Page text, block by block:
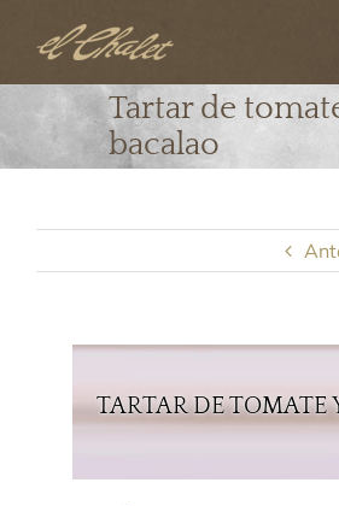
Tartar de
bacalao
TARTAR DE TOMATE